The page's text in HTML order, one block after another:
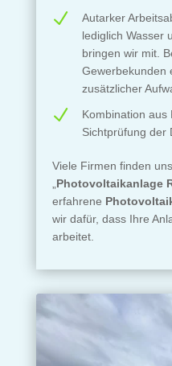
N
Autarker
lediglich Wasser
bringen wir mit.
Gewerbekunden
zusätzlicher
N
Kombination aus
Sichtprüfung der
Viele Firmen finden
„Photovoltaikanlage
erfahrene
wir dafür, dass Ihre
arbeitet.